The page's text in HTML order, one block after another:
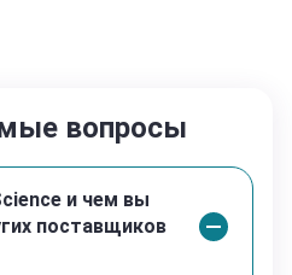
человеком.
исследователем.
целей.
вопросы
и чем вы
поставщиков